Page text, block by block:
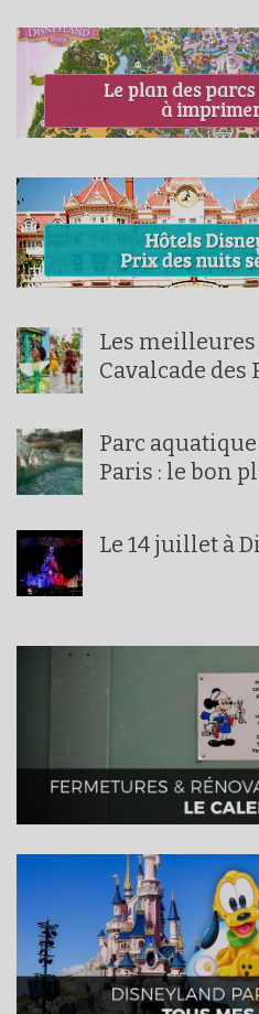
Les
Cavalcade des
Parc
Paris : le bon
Le 14 juillet à